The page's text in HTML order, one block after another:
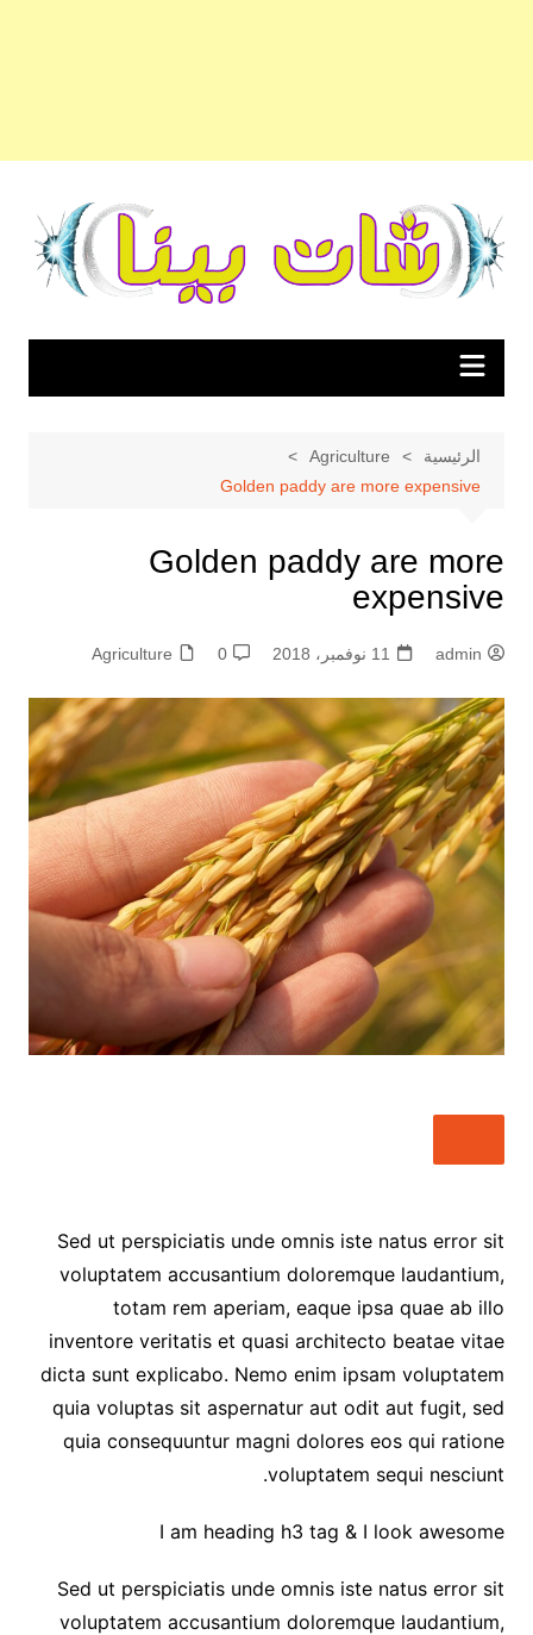
المحتوى
الرئيسية
Agriculture
Golden paddy are more expensive
Golden paddy are more
expensive
admin 11 نوفمبر، 2018 0
Agriculture
Sed ut perspiciatis unde omnis iste natus error sit
voluptatem accusantium doloremque laudantium,
totam rem aperiam, eaque ipsa quae ab illo
inventore veritatis et quasi architecto beatae vitae
dicta sunt explicabo. Nemo enim ipsam voluptatem
quia voluptas sit aspernatur aut odit aut fugit, sed
quia consequuntur magni dolores eos qui ratione
voluptatem sequi nesciunt.
I am heading h3 tag & I look awesome
Sed ut perspiciatis unde omnis iste natus error sit
voluptatem accusantium doloremque laudantium,